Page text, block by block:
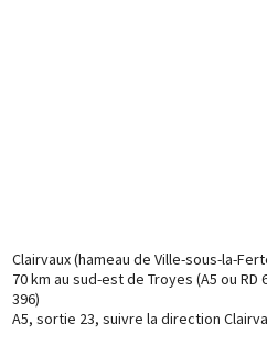
Clairvaux (hameau de Ville-sous-la-
70 km au sud-est de Troyes (A5 ou RD
396)
A5, sortie 23, suivre la direction